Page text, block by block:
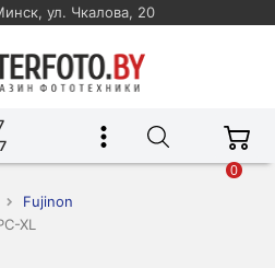
ул. Чкалова, 20
0
Fujinon
XL